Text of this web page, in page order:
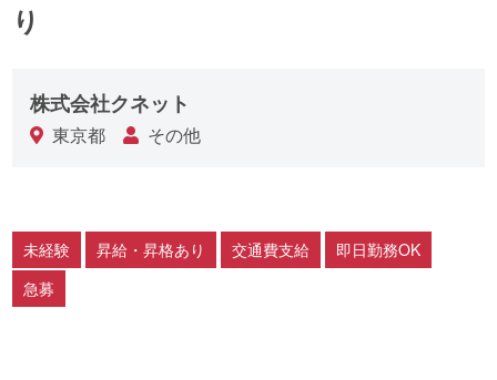
り
株式会社クネット
東京都 その他
未経験 昇給・昇格あり 交通費支給
即日勤務OK
急募